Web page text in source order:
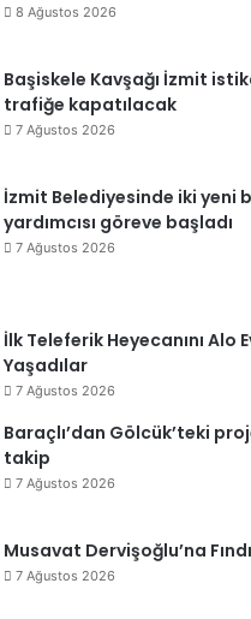
8 Ağustos 2026
Başiskele Kavşağı İzmit
trafiğe kapatılacak
7 Ağustos 2026
İzmit Belediyesinde iki yeni
yardımcısı göreve başladı
7 Ağustos 2026
İlk Teleferik Heyecanını Alo
Yaşadılar
7 Ağustos 2026
Baraçlı’dan Gölcük’teki
takip
7 Ağustos 2026
Musavat Dervişoğlu’na
7 Ağustos 2026